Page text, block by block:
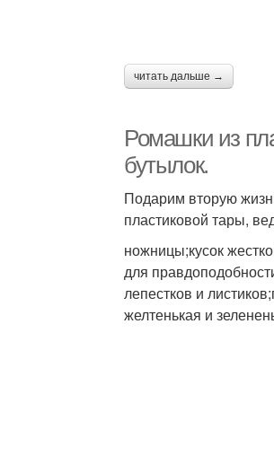
читать дальше →
Ромашки из
бутылок.
Подарим вторую
пластиковой тары,
ножницы;кусок
для
лепестков и
желтенькая и